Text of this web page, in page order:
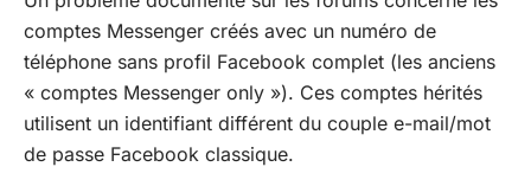
comptes Messenger créés avec un numéro de
téléphone sans profil Facebook complet (les anciens
« comptes Messenger only »). Ces comptes hérités
utilisent un identifiant différent du couple e-mail/mot
de passe Facebook classique.